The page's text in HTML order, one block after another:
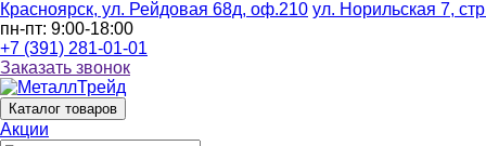
Красноярск, ул. Рейдовая 68д, оф.210 ул. Норильская 7,
пн-пт: 9:00-18:00
+7 (391) 281-01-01
Заказать звонок
Каталог товаров
Акции